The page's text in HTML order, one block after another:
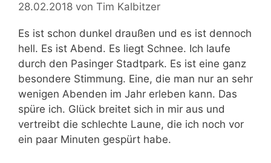
28.02.2018 von Tim Kalbitzer
Es ist schon dunkel draußen und es ist dennoch
hell. Es ist Abend. Es liegt Schnee. Ich laufe
durch den Pasinger Stadtpark. Es ist eine ganz
besondere Stimmung. Eine, die man nur an sehr
wenigen Abenden im Jahr erleben kann. Das
spüre ich. Glück breitet sich in mir aus und
vertreibt die schlechte Laune, die ich noch vor
ein paar Minuten gespürt habe.